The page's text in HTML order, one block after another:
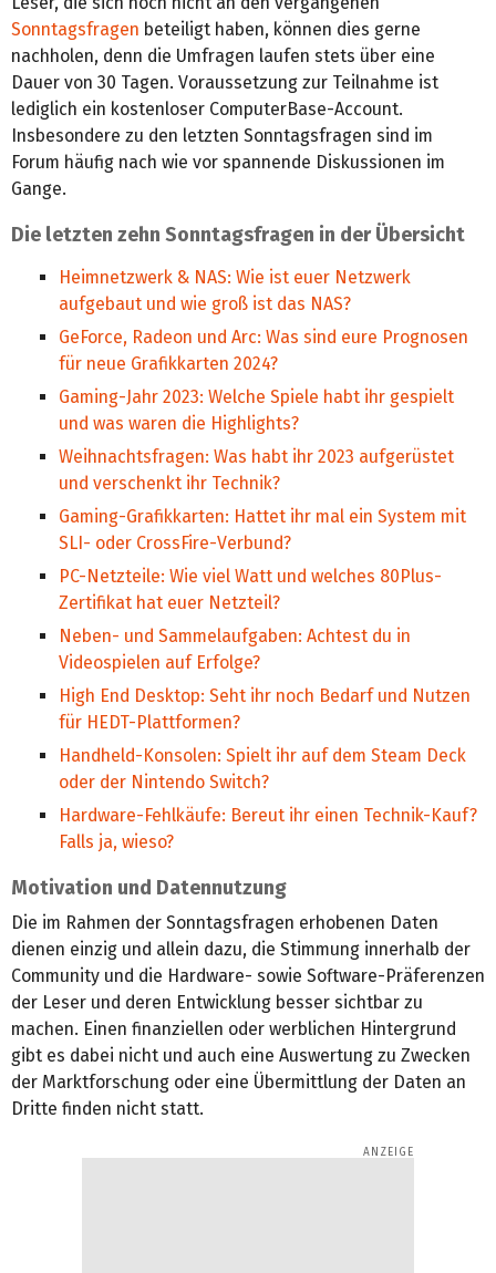
Sonntagsfragen beteiligt haben, können dies gerne
nachholen, denn die Umfragen laufen stets über eine
Dauer von 30 Tagen. Voraussetzung zur Teilnahme ist
lediglich ein kostenloser ComputerBase-Account.
Insbesondere zu den letzten Sonntagsfragen sind im
Forum häufig nach wie vor spannende Diskussionen im
Gange.
Die letzten zehn Sonntagsfragen in der Übersicht
Heimnetzwerk & NAS: Wie ist euer Netzwerk
aufgebaut und wie groß ist das NAS?
GeForce, Radeon und Arc: Was sind eure Prognosen
für neue Grafikkarten 2024?
Gaming-Jahr 2023: Welche Spiele habt ihr gespielt
und was waren die Highlights?
Weihnachtsfragen: Was habt ihr 2023 aufgerüstet
und verschenkt ihr Technik?
Gaming-Grafikkarten: Hattet ihr mal ein System mit
SLI- oder CrossFire-Verbund?
PC-Netzteile: Wie viel Watt und welches 80Plus-
Zertifikat hat euer Netzteil?
Neben- und Sammelaufgaben: Achtest du in
Videospielen auf Erfolge?
High End Desktop: Seht ihr noch Bedarf und Nutzen
für HEDT-Plattformen?
Handheld-Konsolen: Spielt ihr auf dem Steam Deck
oder der Nintendo Switch?
Hardware-Fehlkäufe: Bereut ihr einen Technik-Kauf?
Falls ja, wieso?
Motivation und Datennutzung
Die im Rahmen der Sonntagsfragen erhobenen Daten
dienen einzig und allein dazu, die Stimmung innerhalb der
Community und die Hardware- sowie Software-Präferenzen
der Leser und deren Entwicklung besser sichtbar zu
machen. Einen finanziellen oder werblichen Hintergrund
gibt es dabei nicht und auch eine Auswertung zu Zwecken
der Marktforschung oder eine Übermittlung der Daten an
Dritte finden nicht statt.